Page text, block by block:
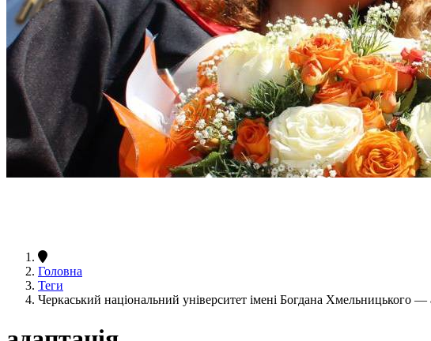
Головна
Теги
Черкаський національний університет імені Богдана Хмельницького —